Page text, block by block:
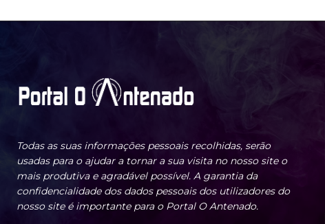
Todas as suas informações pessoais recolhidas, serão
usadas para o ajudar a tornar a sua visita no nosso site o
mais produtiva e agradável possível. A garantia da
confidencialidade dos dados pessoais dos utilizadores do
nosso site é importante para o Portal O Antenado.